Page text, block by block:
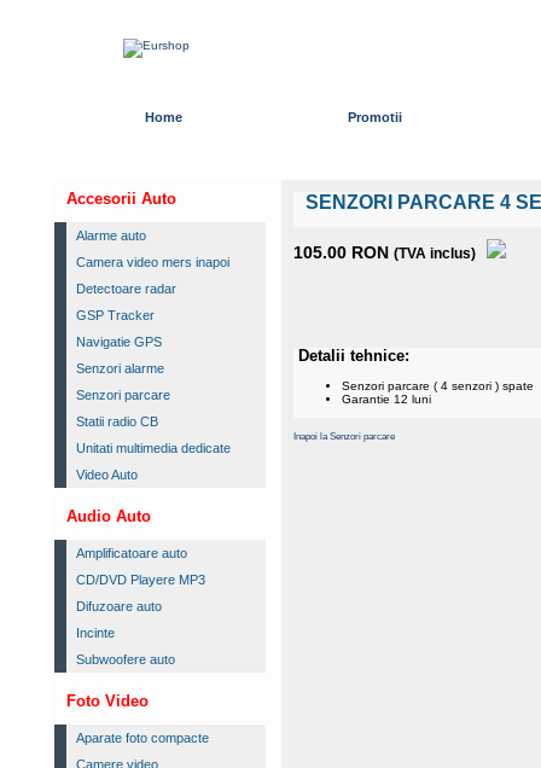
Home Promotii
Accesorii Auto
Alarme auto
Camera video mers inapoi
Detectoare radar
GSP Tracker
Navigatie GPS
Senzori alarme
Senzori parcare
Statii radio CB
Unitati multimedia dedicate
Video Auto
Audio Auto
Amplificatoare auto
CD/DVD Playere MP3
Difuzoare auto
Incinte
Subwoofere auto
Foto Video
Aparate foto compacte
Camere video
SENZORI PARCARE 4
105.00 RON (TVA inclus)
Detalii tehnice:
Senzori parcare ( 4 senzori ) spate
Garantie 12 luni
Inapoi la Senzori parcare